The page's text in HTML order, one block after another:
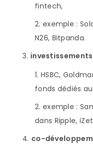
fintech,
exemple :
N26, Bitpanda.
HSBC,
fonds dédiés
exemple :
dans Ripple,
co-